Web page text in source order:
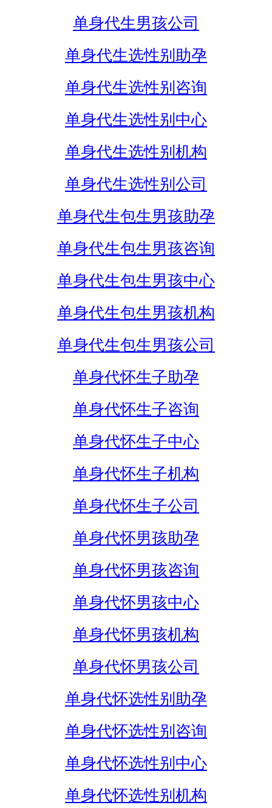
单身代生男孩公司
单身代生选性别助孕
单身代生选性别咨询
单身代生选性别中心
单身代生选性别机构
单身代生选性别公司
单身代生包生男孩助孕
单身代生包生男孩咨询
单身代生包生男孩中心
单身代生包生男孩机构
单身代生包生男孩公司
单身代怀生子助孕
单身代怀生子咨询
单身代怀生子中心
单身代怀生子机构
单身代怀生子公司
单身代怀男孩助孕
单身代怀男孩咨询
单身代怀男孩中心
单身代怀男孩机构
单身代怀男孩公司
单身代怀选性别助孕
单身代怀选性别咨询
单身代怀选性别中心
单身代怀选性别机构